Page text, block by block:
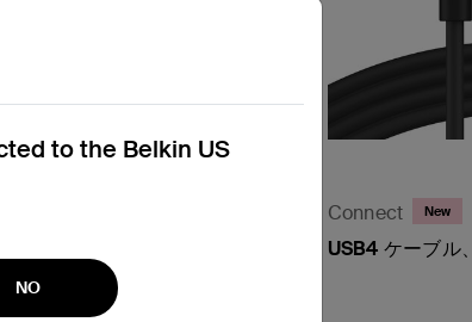
4 ケーブル
Connect New
USB4 ケーブ
to the Belkin US
NO